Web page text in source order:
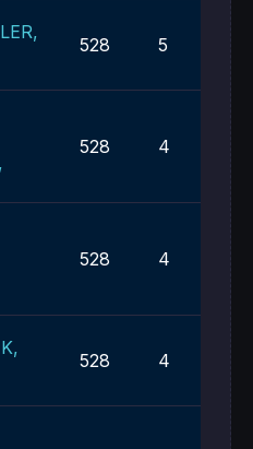
528 5
528 4
528 4
528 4